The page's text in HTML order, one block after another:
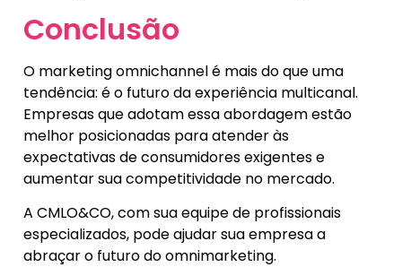
Conclusão
O marketing omnichannel é mais do que uma
tendência: é o futuro da experiência multicanal.
Empresas que adotam essa abordagem estão
melhor posicionadas para atender às
expectativas de consumidores exigentes e
aumentar sua competitividade no mercado.
A CMLO&CO, com sua equipe de profissionais
especializados, pode ajudar sua empresa a
abraçar o futuro do omnimarketing.